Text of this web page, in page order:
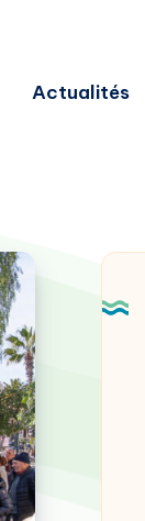
Actualités